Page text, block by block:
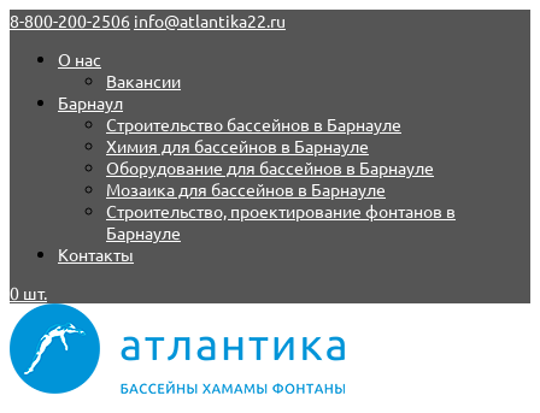
8-800-200-2506 info@atlantika22.ru
О нас
Вакансии
Барнаул
Строительство бассейнов в Барнауле
Химия для бассейнов в Барнауле
Оборудование для бассейнов в Барнауле
Мозаика для бассейнов в Барнауле
Строительство, проектирование фонтанов в
Барнауле
Контакты
0 шт.